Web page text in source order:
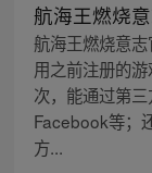
航海王燃烧
航海王燃烧意
用之前注册的
次，能通过第三
Facebook等；
方...